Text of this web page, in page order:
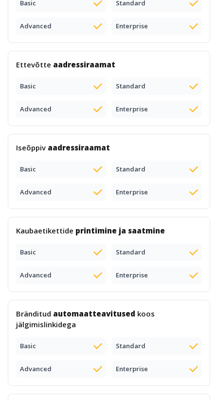
Basic Standard
Advanced Enterprise
Ettevõtte aadressiraamat
Basic Standard
Advanced Enterprise
Iseõppiv aadressiraamat
Basic Standard
Advanced Enterprise
Kaubaetikettide printimine ja saatmine
Basic Standard
Advanced Enterprise
Bränditud automaatteavitused koos
jälgimislinkidega
Basic Standard
Advanced Enterprise